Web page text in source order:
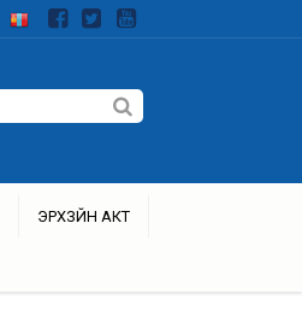
ЭРХЗҮЙН АКТ